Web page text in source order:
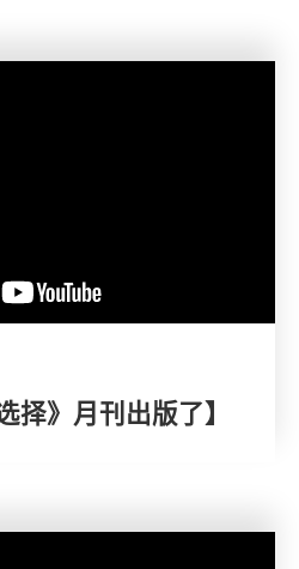
择》月刊出版了】